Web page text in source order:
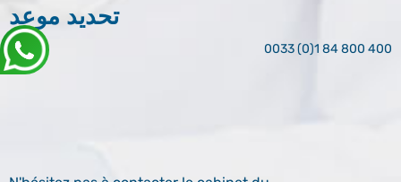
تحديد موعد
0033 (0)1 84 800 400